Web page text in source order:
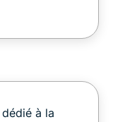
à la